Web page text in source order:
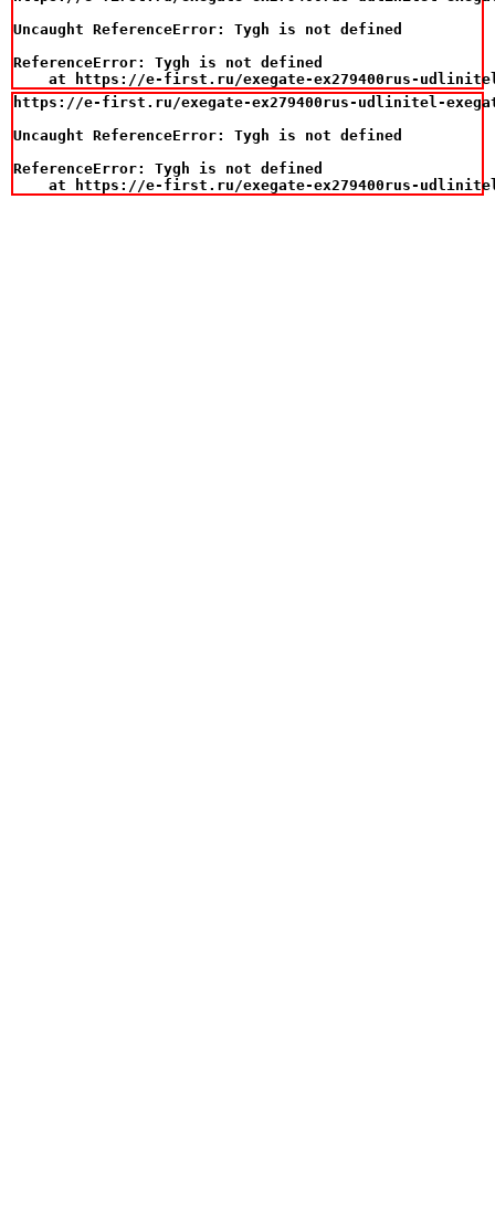
Uncaught ReferenceError: Tygh is not defined
ReferenceError: Tygh is not defined
at https://e-first.ru/exegate-ex279400rus-
https://e-first.ru/exegate-ex279400rus-udlinitel-
Uncaught ReferenceError: Tygh is not defined
ReferenceError: Tygh is not defined
at https://e-first.ru/exegate-ex279400rus-